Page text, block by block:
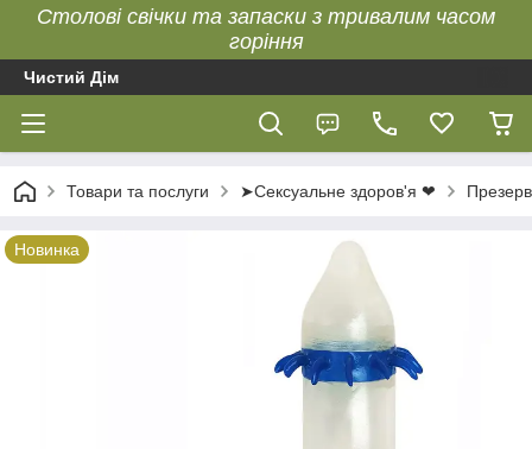
Столові свічки та запаски з тривалим часом
горіння
Чистий Дім
Товари та послуги ➤Сексуальне здоров'я ❤
Новинка